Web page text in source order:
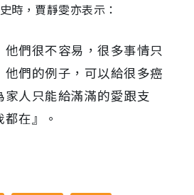
時，賈靜雯亦表示：
們很不容易，很多事情只
他們的例子，可以給很多癌
人只能給滿滿的愛跟支
在』。